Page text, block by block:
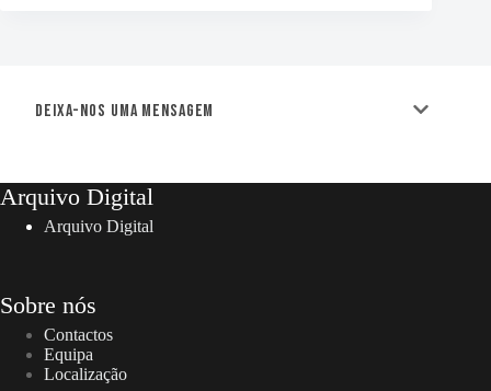
Deixa-nos uma mensagem
Arquivo Digital
Arquivo Digital
Sobre nós
Contactos
Equipa
Localização